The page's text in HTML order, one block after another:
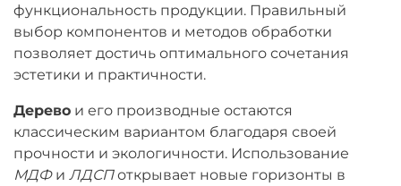
функциональность продукции. Правильный
выбор компонентов и методов обработки
позволяет достичь оптимального сочетания
эстетики и практичности.
Дерево и его производные остаются
классическим вариантом благодаря своей
прочности и экологичности. Использование
МДФи ЛДСПоткрывает новые горизонты в